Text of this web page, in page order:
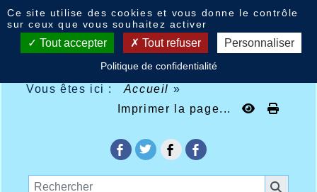
Vous êtes ici : Accueil »
Imprimer la page...
Ce site utilise des cookies et vous donne le contrôle
sur ceux que vous souhaitez activer
Tout accepter Tout refuser Personnaliser
Politique de confidentialité